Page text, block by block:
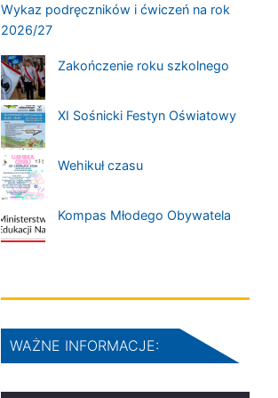
Wykaz podręczników i ćwiczeń na rok
2026/27
Zakończenie roku szkolnego
XI Sośnicki Festyn Oświatowy
Wehikuł czasu
Kompas Młodego Obywatela
WAŻNE INFORMACJE: